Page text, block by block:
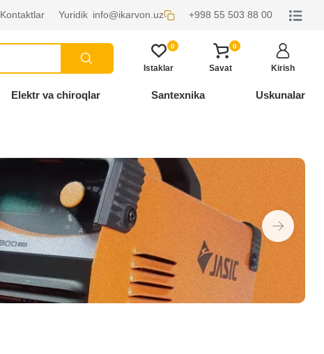
Kontaktlar Yuridik info@ikarvon.uz +998 55 503 88 00
0
Istaklar
0
Savat Kirish
Elektr va chiroqlar Santexnika Uskunalar